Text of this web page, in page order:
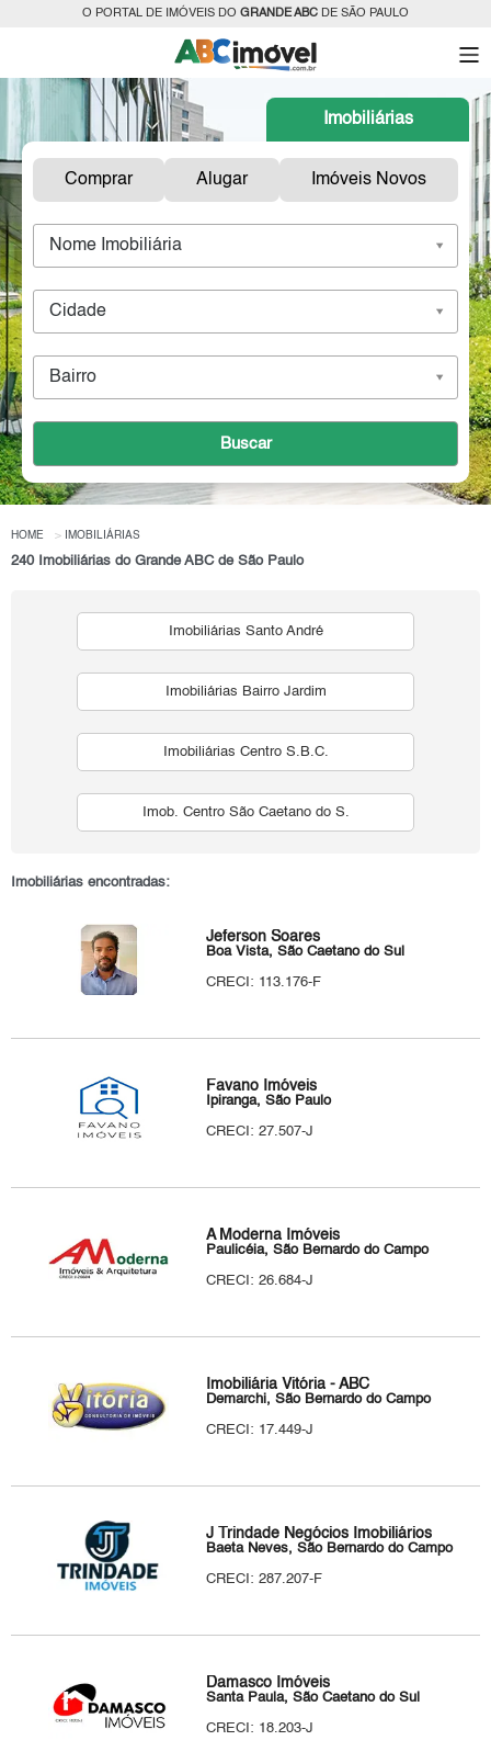
O PORTAL DE IMÓVEIS DO GRANDE ABC DE SÃO PAULO
Comprar Alugar Imóveis Novos
Imobiliárias
Nome Imobiliária
Cidade
Bairro
Buscar
HOME IMOBILIÁRIAS
240 Imobiliárias do Grande ABC de São Paulo
Imobiliárias Santo André
Imobiliárias Bairro Jardim
Imobiliárias Centro S.B.C.
Imob. Centro São Caetano do S.
Imobiliárias encontradas:
Jeferson Soares
Boa Vista, São Caetano do Sul
CRECI: 113.176-F
Favano Imóveis
Ipiranga, São Paulo
CRECI: 27.507-J
A Moderna Imóveis
Paulicéia, São Bernardo do Campo
CRECI: 26.684-J
Imobiliária Vitória - ABC
Demarchi, São Bernardo do Campo
CRECI: 17.449-J
J Trindade Negócios Imobiliários
Baeta Neves, São Bernardo do Campo
CRECI: 287.207-F
Damasco Imóveis
Santa Paula, São Caetano do Sul
CRECI: 18.203-J